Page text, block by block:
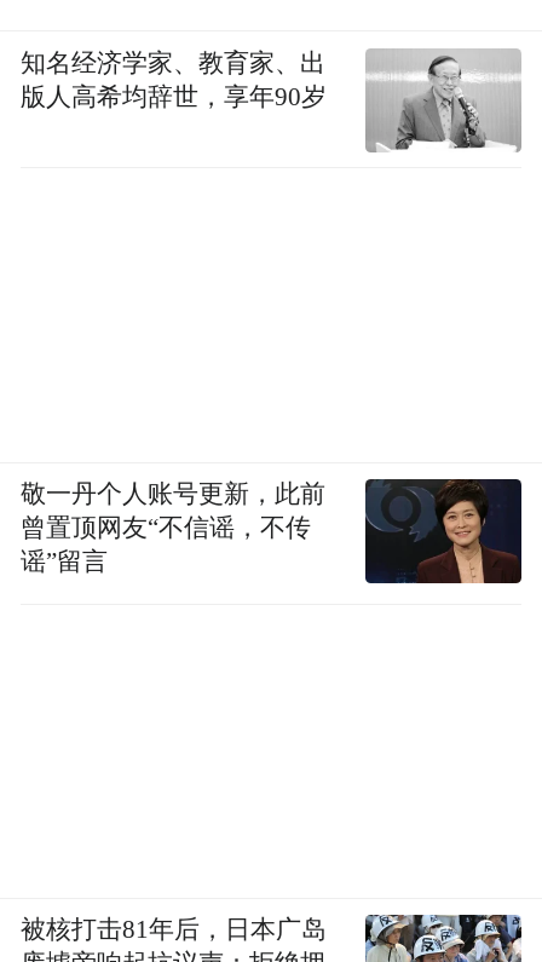
知名经济学家、教育家、出
版人高希均辞世，享年90岁
敬一丹个人账号更新，此前
曾置顶网友“不信谣，不传
谣”留言
被核打击81年后，日本广岛